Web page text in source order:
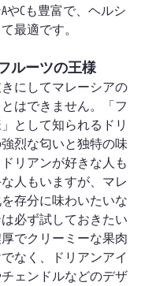
やCも豊富で、ヘルシ
最適です。
ルーツの王様
にしてマレーシアの
はできません。「フ
として知られるドリ
烈な匂いと独特の味
リアンが好きな人も
人もいますが、マレ
存分に味わいたいな
必ず試しておきたい
でクリーミーな果肉
なく、ドリアンアイ
ェンドルなどのデザ